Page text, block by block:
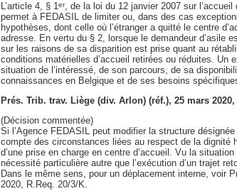
L’article 4, § 1er, de la loi du 12 janvier 2007 sur l’accueil
permet à FEDASIL de limiter ou, dans des cas
hypothèses, dont celle où l’étranger a quitté le centre
adresse. En vertu du § 2, lorsque le demandeur d’asile
sur les raisons de sa disparition est prise quant au
conditions matérielles d’accueil retirées ou réduites.
situation de l’intéressé, de son parcours, de sa
connaissances en Belgique et de ses besoins
Prés. Trib. trav. Liège (div. Arlon) (réf.), 25 mars 2020,
(Décision commentée)
Si l’Agence FEDASIL peut modifier la structure
compte des circonstances liées au respect de la dignité
d’une prise en charge en centre d’accueil. Vu la
nécessité particulière autre que l’exécution d’un trajet
Dans le même sens, pour un déplacement interne, voir
2020, R.Req. 20/3/K.